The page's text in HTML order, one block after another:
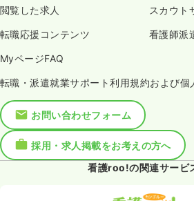
閲覧した求人 スカウト
転職応援コンテンツ 看護師派
MyページFAQ
転職・派遣就業サポート利用規約および個
お問い合わせフォーム
採用・求人掲載をお考えの方へ
看護roo!の関連サービ